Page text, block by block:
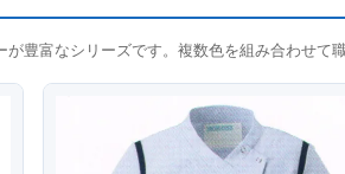
豊富なシリーズです。複数色を組み合わせて